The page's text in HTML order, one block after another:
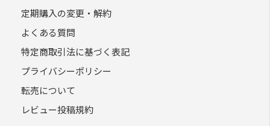
定期購入の変更・解約
よくある質問
特定商取引法に基づく表記
プライバシーポリシー
転売について
レビュー投稿規約